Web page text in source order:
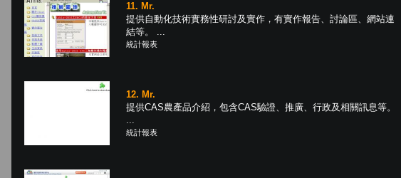
11. Mr.
提供自動化技術實務性研討及實作，有實作報告、討論區、網站連
結等。 ...
統計報表
12. Mr.
提供CAS農產品介紹，包含CAS驗證、推廣、行政及相關訊息等。
...
統計報表